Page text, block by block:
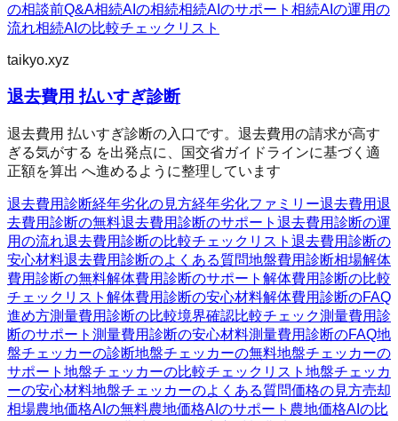
の相談前Q&A相続AIの相続相続AIのサポート 相続AIの運用の
流れ相続AIの比較チェックリスト
taikyo.xyz
退去費用 払いすぎ診断
退去費用 払いすぎ診断の入口です。退去費用の請求が高す
ぎる気がする を出発点に、国交省ガイドラインに基づく適
正額を算出 へ進めるように整理しています
退去費用診断経年劣化の見方経年劣化ファミリー退去費用退
去費用診断の無料退去費用診断のサポート 退去費用診断の運
用の流れ退去費用診断の比較チェックリスト 退去費用診断の
安心材料退去費用診断のよくある質問地盤費用診断相場解体
費用診断の無料解体費用診断のサポート 解体費用診断の比較
チェックリスト 解体費用診断の安心材料解体費用診断のFAQ
進め方測量費用診断の比較境界確認比較チェック測量費用診
断のサポート 測量費用診断の安心材料測量費用診断のFAQ地
盤チェッカーの診断地盤チェッカーの無料地盤チェッカーの
サポート 地盤チェッカーの比較チェックリスト 地盤チェッカ
ーの安心材料地盤チェッカーのよくある質問価格の見方売却
相場農地価格AIの無料農地価格AIのサポート 農地価格AIの比